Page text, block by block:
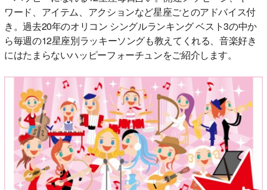
ワード、アイテム、アクションなど星座ごとのアドバイス付
き。過去20年のオリコン シングルランキング ベスト3の中か
ら毎週の12星座別ラッキーソングも教えてくれる、音楽好き
にはたまらないハッピーフォーチュンをご紹介します。